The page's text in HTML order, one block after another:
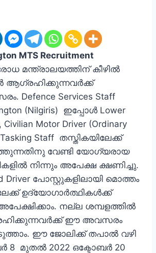
MTS Recruitment
മന്ത്രാലയത്തിന് കീഴില്‍
ആഗ്രഹിക്കുന്നവര്‍ക്ക്
Defence Services Staff
(Nilgiris) ഇപ്പോള്‍ Lower
Civilian Motor Driver (Ordinary
Tasking Staff തസ്തികയിലേക്ക്
വേണ്ടി യോഗ്യരായ
നിന്നും അപേക്ഷ ക്ഷണിച്ചു.
Driver പോസ്റ്റുകളിലായി മൊത്തം
ഉദ്യോഗാര്‍ത്ഥികള്‍ക്ക്
നല്ല ശമ്പളത്തില്‍
ഈ അവസരം
ഈ ജോലിക്ക് തപാല്‍ വഴി
8 മുതല്‍ 2022 ഒക്ടോബര്‍ 20